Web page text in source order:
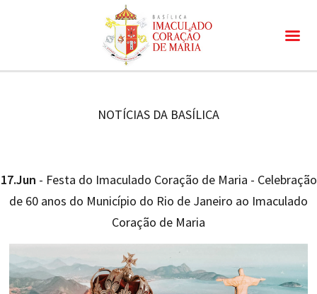
NOTÍCIAS DA BASÍLICA
17.Jun - Festa do Imaculado Coração de Maria - Celebração
de 60 anos do Município do Rio de Janeiro ao Imaculado
Coração de Maria